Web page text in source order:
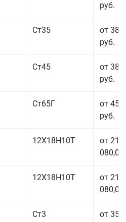
руб.
Ст35
от 38
руб.
Ст45
от 38
руб.
Ст65Г
от 45
руб.
12Х18Н10Т
от 211
080,00
12Х18Н10Т
от 211
080,00
Ст3
от 35